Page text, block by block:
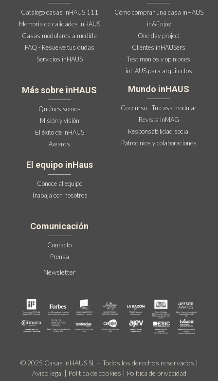
Catálogo casas inHAUS 111
Memoria de calidades inHAUS
Casas modulares a medida
FAQ - Resuelve tus dudas
Servicios inHAUS
Más sobre inHAUS
Quiénes somos
Misión y visión
El éxito de inHAUS
Awards
Cómo comprar una casa inHAUS
in&Enjoy
One day project
Clientes inHAUSers
Testimonios y opiniones
inHAUS para arquitectos
Mundo inHAUS
Concurso - Tu casa modular
Revista inMAG
Responsabilidad social
Patrocinios y colaboraciones
El equipo inHaus
Conoce al equipo
Trabaja con nosotros
Comunicación
Contacto
Prensa
Newsletter
© 2025 Casas inHAUS SL – Todos los derechos reservados |
Aviso legal | Política de cookies | Política de privacidad